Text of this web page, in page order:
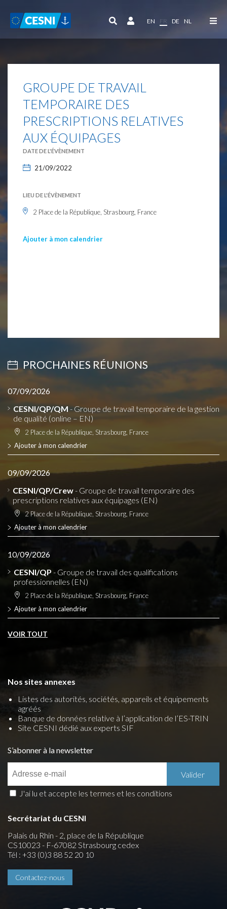
EN FR DE NL
GROUPE DE TRAVAIL
TEMPORAIRE DES
PRESCRIPTIONS RELATIVES
AUX ÉQUIPAGES
DATE DE L'ÉVÈNEMENT
21/09/2022
LIEU DE L'ÉVÈNEMENT
2 Place de la République, Strasbourg, France
Ajouter à mon calendrier
PROCHAINES RÉUNIONS
07/09/2026
CESNI/QP/QM - Groupe de travail temporaire de la gestion
de qualité (online – EN)
2 Place de la République, Strasbourg, France
Ajouter à mon calendrier
09/09/2026
CESNI/QP/Crew- Groupe de travail temporaire des
prescriptions relatives aux équipages (EN)
2 Place de la République, Strasbourg, France
Ajouter à mon calendrier
10/09/2026
CESNI/QP - Groupe de travail des qualifications
professionnelles (EN)
2 Place de la République, Strasbourg, France
Ajouter à mon calendrier
VOIR TOUT
Nos sites annexes
Listes des autorités, sociétés, appareils et équipements
agréés
Banque de données relative à l’application de l’ES-TRIN
Site CESNI dédié aux experts SIF
S’abonner à la newsletter
J'ai lu et accepte les termes et les conditions
Secrétariat du CESNI
Palais du Rhin - 2, place de la République
CS10023 - F-67082 Strasbourg cedex
Tél : +33 (0)3 88 52 20 10
Contactez-nous